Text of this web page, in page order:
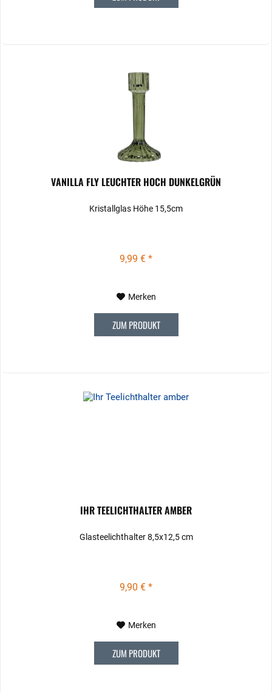
VANILLA FLY LEUCHTER HOCH DUNKELGRÜN
Kristallglas Höhe 15,5cm
9,99 € *
Merken
ZUM PRODUKT
IHR TEELICHTHALTER AMBER
Glasteelichthalter 8,5x12,5 cm
9,90 € *
Merken
ZUM PRODUKT